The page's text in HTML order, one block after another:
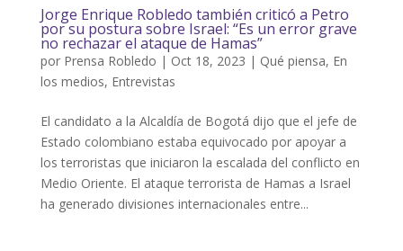
Jorge Enrique Robledo también criticó a Petro
por su postura sobre Israel: “Es un error grave
no rechazar el ataque de Hamas”
por Prensa Robledo | Oct 18, 2023 | Qué piensa, En
los medios, Entrevistas
El candidato a la Alcaldía de Bogotá dijo que el jefe de
Estado colombiano estaba equivocado por apoyar a
los terroristas que iniciaron la escalada del conflicto en
Medio Oriente. El ataque terrorista de Hamas a Israel
ha generado divisiones internacionales entre...